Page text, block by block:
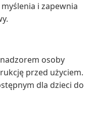
i zapewnia
osoby
przed użyciem.
dla dzieci do